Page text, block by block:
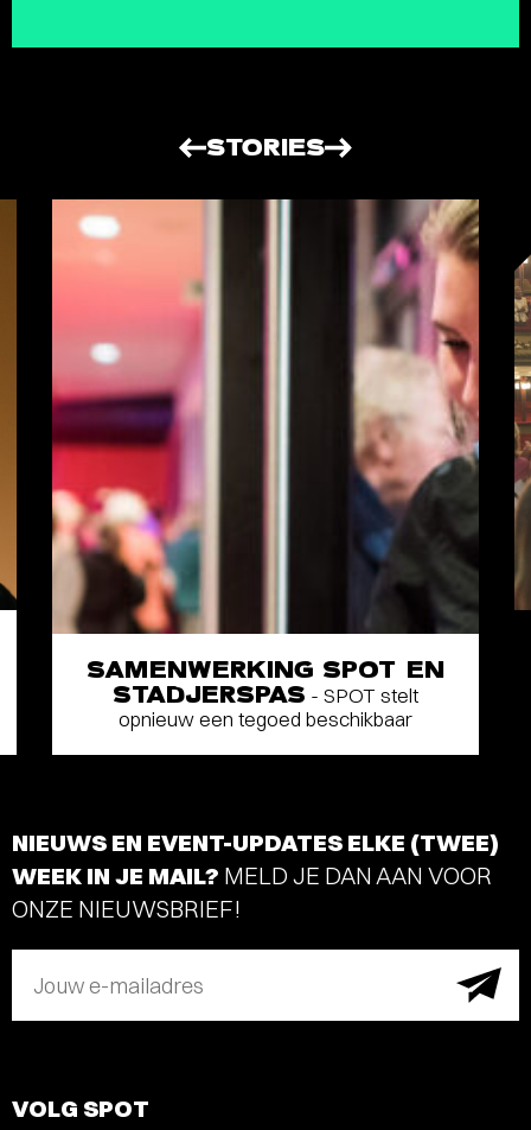
STORIES
SAMENWERKING SPOT EN
STADJERSPAS - SPOT stelt
opnieuw een tegoed beschikbaar
NIEUWS EN EVENT-UPDATES ELKE (TWEE)
WEEK IN JE MAIL? MELD JE DAN AAN VOOR
ONZE NIEUWSBRIEF!
Jouw e-mailadres
VOLG SPOT